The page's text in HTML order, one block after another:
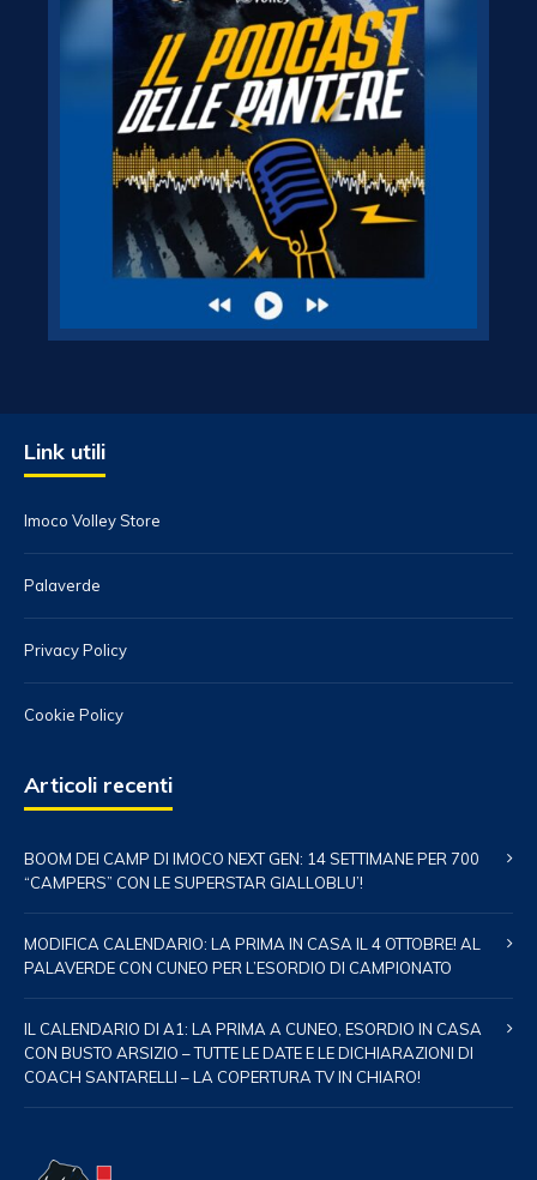
Link utili
Imoco Volley Store
Palaverde
Privacy Policy
Cookie Policy
Articoli recenti
BOOM DEI CAMP DI IMOCO NEXT GEN: 14 SETTIMANE PER 700
“CAMPERS” CON LE SUPERSTAR GIALLOBLU’!
MODIFICA CALENDARIO: LA PRIMA IN CASA IL 4 OTTOBRE! AL
PALAVERDE CON CUNEO PER L’ESORDIO DI CAMPIONATO
IL CALENDARIO DI A1: LA PRIMA A CUNEO, ESORDIO IN CASA
CON BUSTO ARSIZIO – TUTTE LE DATE E LE DICHIARAZIONI DI
COACH SANTARELLI – LA COPERTURA TV IN CHIARO!